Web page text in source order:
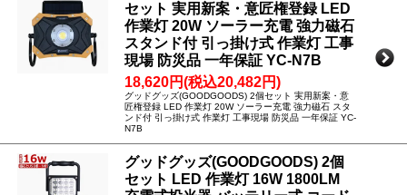
セット 実用新案・意匠権登録 LED
作業灯 20W ソーラー充電 強力磁石
スタンド付 引っ掛け式 作業灯 工事
現場 防災品 一年保証 YC-N7B
18,620円(税込20,482円)
グッドグッズ(GOODGOODS) 2個セット 実用新案・意
匠権登録 LED 作業灯 20W ソーラー充電 強力磁石 スタ
ンド付 引っ掛け式 作業灯 工事現場 防災品 一年保証 YC-
N7B
グッドグッズ(GOODGOODS) 2個
セット LED 作業灯 16W 1800LM